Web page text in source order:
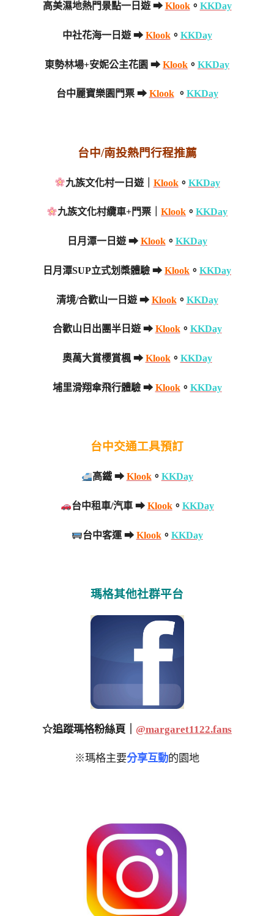
高美濕地熱門景點一日遊 ➡ Klook。 KKDay
中社花海一日遊 ➡ Klook。 KKDay
東勢林場+安妮公主花園 ➡ Klook 。 KKDay
台中麗寶樂園門票 ➡ Klook。 KKDay
台中/南投熱門行程推薦
九族文化村一日遊｜ Klook。 KKDay
九族文化村纜車+門票｜Klook 。KKDay
日月潭一日遊 ➡ Klook。 KKDay
日月潭SUP立式划槳體驗 ➡ Klook 。 KKDay
清境/合歡山一日遊 ➡ Klook。 KKDay
合歡山日出團半日遊 ➡ Klook。 KKDay
奧萬大賞櫻賞楓 ➡ Klook。 KKDay
埔里滑翔傘飛行體驗 ➡ Klook。 KKDay
台中交通工具預訂
高鐵 ➡ Klook。 KKDay
台中租車/汽車 ➡ Klook。 KKDay
台中客運 ➡ Klook。 KKDay
瑪格其他社群平台
☆追蹤瑪格粉絲頁｜ @margaret1122.fans
※瑪格主要分享互動的園地